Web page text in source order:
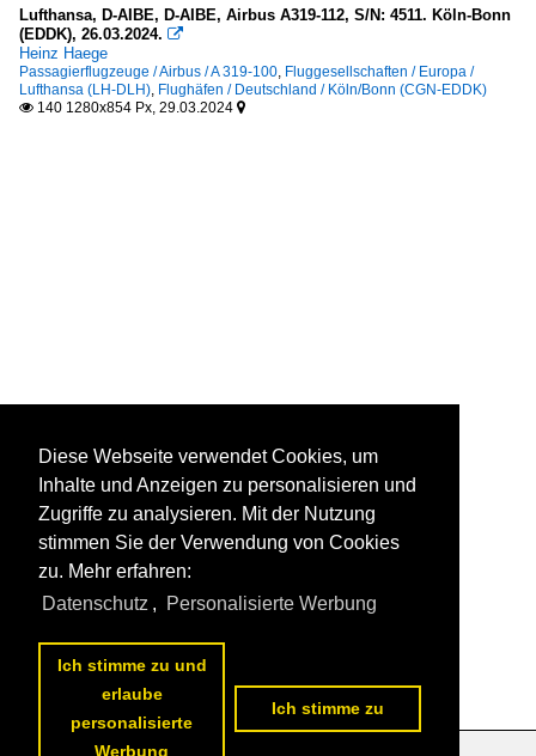
Lufthansa, D-AIBE, D-AIBE, Airbus A319-112, S/N: 4511. Köln-Bonn
(EDDK), 26.03.2024. 
Heinz Haege
Passagierflugzeuge / Airbus / A 319-100, Fluggesellschaften / Europa /
Lufthansa (LH-DLH), Flughäfen / Deutschland / Köln/Bonn (CGN-EDDK)
 140 1280x854 Px, 29.03.2024 
Diese Webseite verwendet Cookies, um
Inhalte und Anzeigen zu personalisieren und
Zugriffe zu analysieren. Mit der Nutzung
stimmen Sie der Verwendung von Cookies
zu. Mehr erfahren:
Datenschutz , Personalisierte Werbung
Ich stimme zu und
erlaube
personalisierte
Werbung
Ich stimme zu